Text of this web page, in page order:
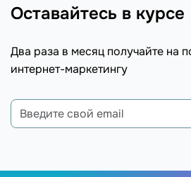
Оставайтесь в курсе
Два раза в месяц получайте на
интернет-маркетингу